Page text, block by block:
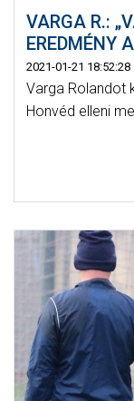
VARGA R.:
EREDMÉNY
2021-01-21 18:52:28
Varga Rolandot
Honvéd elleni